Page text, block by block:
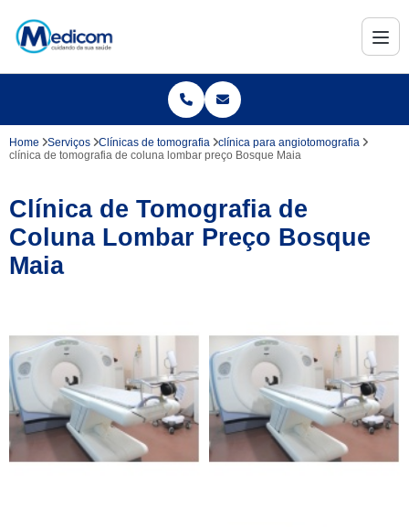
Home Serviços Clínicas de tomografia
clínica para angiotomografia
clínica de tomografia de coluna lombar preço Bosque Maia
Clínica de Tomografia de
Coluna Lombar Preço Bosque
Maia